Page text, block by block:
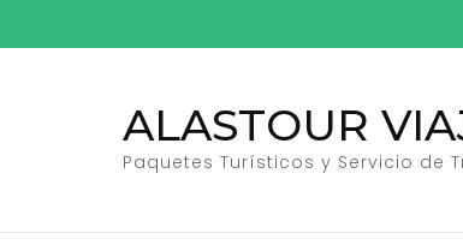
al
ALASTOUR
Paquetes Turísticos y Servicio de